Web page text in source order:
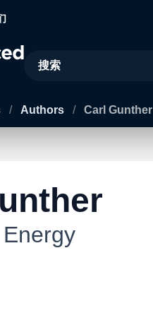
Site Search
/ Authors / Carl Gunther